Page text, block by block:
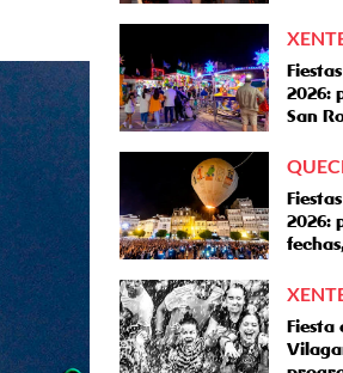
2026:
San
2026:
Fiesta